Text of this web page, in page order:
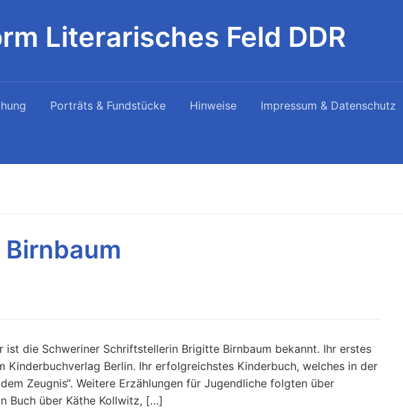
Literarisches Feld DDR
Porträts & Fundstücke Hinweise Impressum & Datenschutz
ist die Schweriner Schriftstellerin Brigitte Birnbaum bekannt. Ihr erstes
Kinderbuchverlag Berlin. Ihr erfolgreichstes Kinderbuch, welches in der
Zeugnis“. Weitere Erzählungen für Jugendliche folgten über
Buch über Käthe Kollwitz, […]